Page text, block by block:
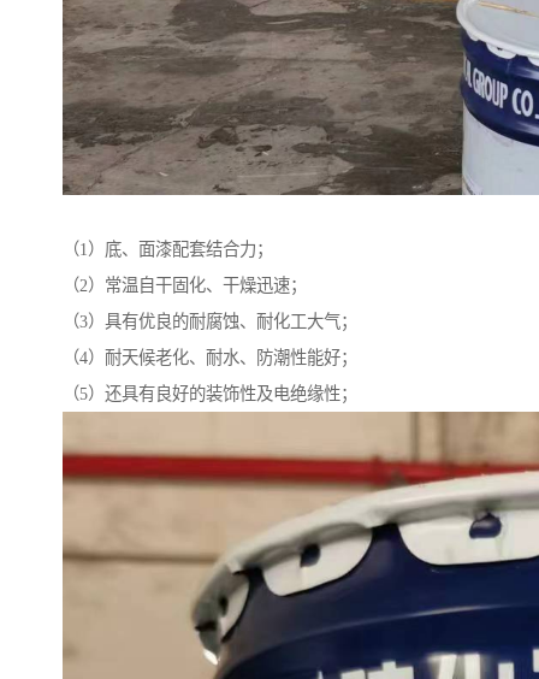
（1）底、面漆配套结合力；
（2）常温自干固化、干燥迅速；
（3）具有优良的耐腐蚀、耐化工大气；
（4）耐天候老化、耐水、防潮性能好；
（5）还具有良好的装饰性及电绝缘性；